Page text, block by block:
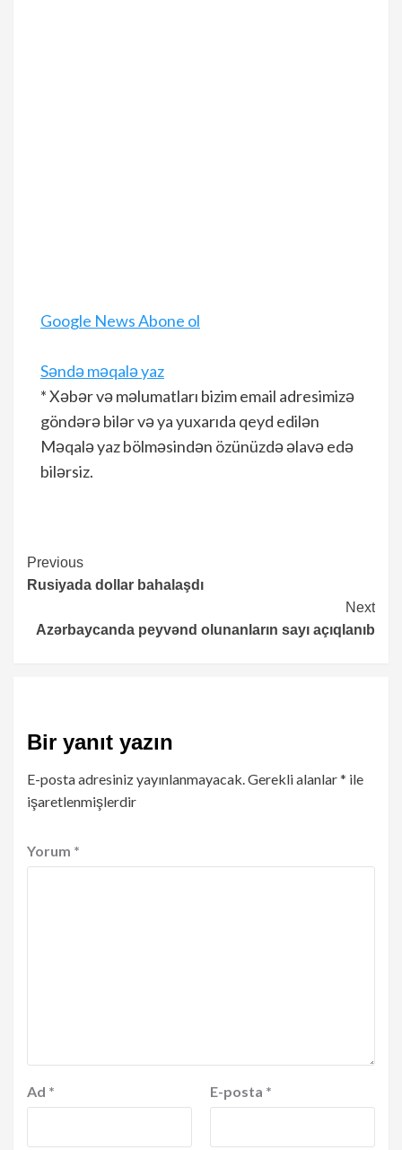
Google News Abone ol
Səndə məqalə yaz
* Xəbər və məlumatları bizim email adresimizə
göndərə bilər və ya yuxarıda qeyd edilən
Məqalə yaz bölməsindən özünüzdə əlavə edə
bilərsiz.
Continue
Reading
Previous
Rusiyada dollar bahalaşdı
Next
Azərbaycanda peyvənd olunanların sayı açıqlanıb
Bir yanıt yazın
E-posta adresiniz yayınlanmayacak.Gerekli alanlar* ile
işaretlenmişlerdir
Yorum *
Ad * E-posta *